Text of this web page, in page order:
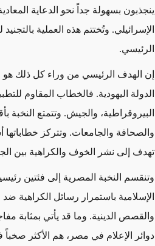
ينجذبون بسهولة جداً نحو الدعاية
الإسرائيلي. وتُختتم هذه العملية
الرئيسي.
إن الهدف الرئيسي من وراء كل ذلك هو
الدولة اليهودية. فالخطاب المقاوم
البيروقراطية، والجيش. وتتمتع النخبة
والصحافة والجامعات. وتتركز خطاباتها
تهدف إلى نشر الخوف والكراهية بين
وتنقسم النخبة المصرية إلى فئتين
الإسلامية باستمرار رسائل الكراهية
والقصص الدينية. وما قد يأتي بمثابة
دوائر الإعلام في مصر، هم الأكثر